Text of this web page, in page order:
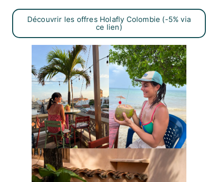
Découvrir les offres Holafly Colombie (-5% via
ce lien)